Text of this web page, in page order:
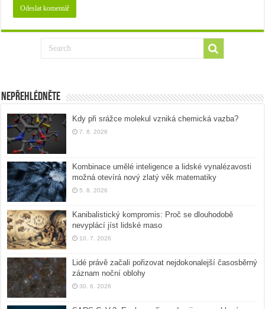
Nepřehlédněte
Kdy při srážce molekul vzniká chemická vazba?
7. 8. 2026
Kombinace umělé inteligence a lidské vynalézavosti
možná otevírá nový zlatý věk matematiky
5. 8. 2026
Kanibalistický kompromis: Proč se dlouhodobě
nevyplácí jíst lidské maso
10. 7. 2026
Lidé právě začali pořizovat nejdokonalejší časosběrný
záznam noční oblohy
30. 6. 2026